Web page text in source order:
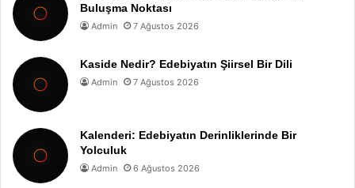
Buluşma Noktası
Admin 7 Ağustos 2026
Kaside Nedir? Edebiyatın Şiirsel Bir Dili
Admin 7 Ağustos 2026
Kalenderi: Edebiyatın Derinliklerinde Bir
Yolculuk
Admin 6 Ağustos 2026